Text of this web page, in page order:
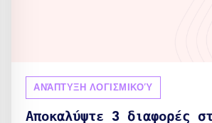
ΑΝΆΠΤΥΞΗ ΛΟΓΙΣΜΙΚΟΎ
Αποκαλύψτε 3 διαφορές